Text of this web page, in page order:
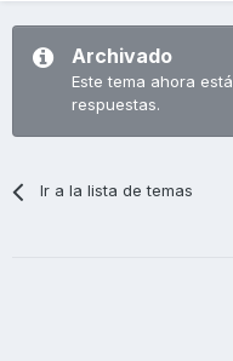
Archivado
Este tema ahora
respuestas.
Ir a la lista de temas